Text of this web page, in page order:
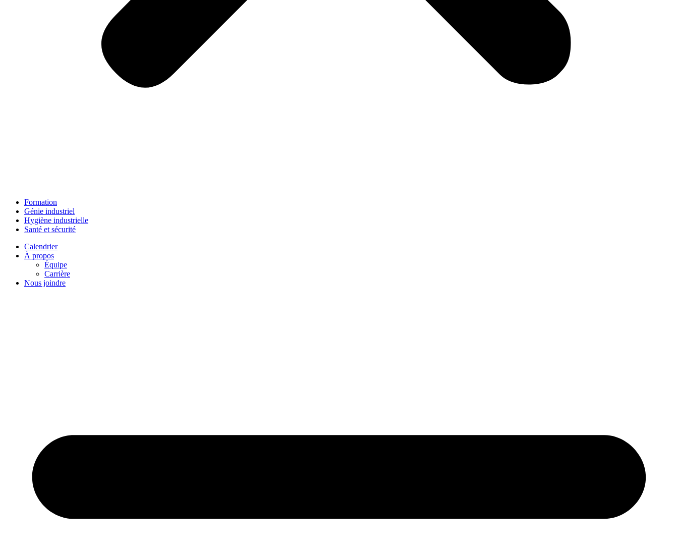
Formation
Génie industriel
Hygiène industrielle
Santé et sécurité
Calendrier
À propos
Équipe
Carrière
Nous joindre